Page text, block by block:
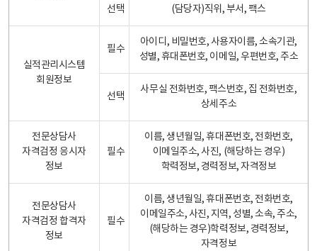
선택 (담당자)직위, 부서, 팩스
실적관리시스템
회원정보
필수
아이디, 비밀번호, 사용자이름, 소속기관,
성별, 휴대폰번호, 이메일, 우편번호, 주소
선택
사무실 전화번호, 팩스번호, 집 전화번호,
상세주소
전문상담사
자격검정 응시자
정보
필수
이름, 생년월일, 휴대폰번호, 전화번호,
이메일주소, 사진, (해당하는 경우)
학력정보, 경력정보, 자격정보
전문상담사
자격검정 합격자
정보
필수
이름, 생년월일, 휴대폰번호, 전화번호,
이메일주소, 사진, 지역, 성별, 소속, 주소,
(해당하는 경우)학력정보, 경력정보,
자격정보